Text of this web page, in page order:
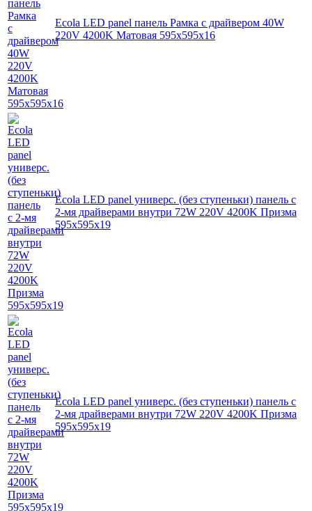
Ecola LED panel панель Рамка с драйвером 40W
220V 4200K Матовая 595x595x16
Ecola LED panel универс. (без ступеньки) панель с
2-мя драйверами внутри 72W 220V 4200K Призма
595x595x19
Ecola LED panel универс. (без ступеньки) панель с
2-мя драйверами внутри 72W 220V 4200K Призма
595x595x19